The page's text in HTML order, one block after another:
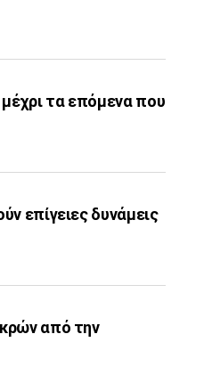
τα επόμενα που
επίγειες δυνάμεις
από την